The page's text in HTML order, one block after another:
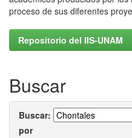
proceso de sus diferentes
Repositorio del IIS-UNAM
Buscar
Buscar:
por